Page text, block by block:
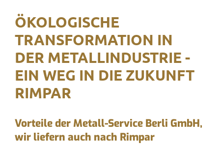
ÖKOLOGISCHE
TRANSFORMATION IN
DER METALLINDUSTRIE -
EIN WEG IN DIE ZUKUNFT
RIMPAR
Vorteile der Metall-Service Berli GmbH,
wir liefern auch nach Rimpar